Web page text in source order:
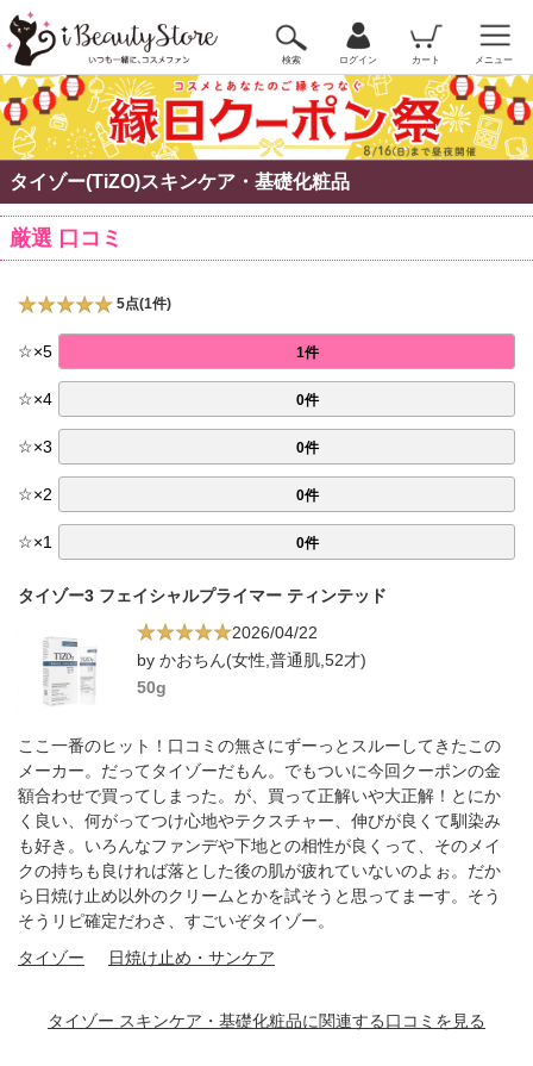
検索 ログイン カート メニュー
タイゾー(TiZO)スキンケア・基礎化粧品
厳選 口コミ
5点(1件)
☆×5 1件
☆×4 0件
☆×3 0件
☆×2 0件
☆×1 0件
タイゾー3 フェイシャルプライマー ティンテッド
2026/04/22
by かおちん(女性,普通肌,52才)
50g
ここ一番のヒット！口コミの無さにずーっとスルーしてきたこの
メーカー。だってタイゾーだもん。でもついに今回クーポンの金
額合わせで買ってしまった。が、買って正解いや大正解！とにか
く良い、何がってつけ心地やテクスチャー、伸びが良くて馴染み
も好き。いろんなファンデや下地との相性が良くって、そのメイ
クの持ちも良ければ落とした後の肌が疲れていないのよぉ。だか
ら日焼け止め以外のクリームとかを試そうと思ってまーす。そう
そうリピ確定だわさ、すごいぞタイゾー。
タイゾー
日焼け止め・サンケア
タイゾー スキンケア・基礎化粧品に関連する口コミを見る